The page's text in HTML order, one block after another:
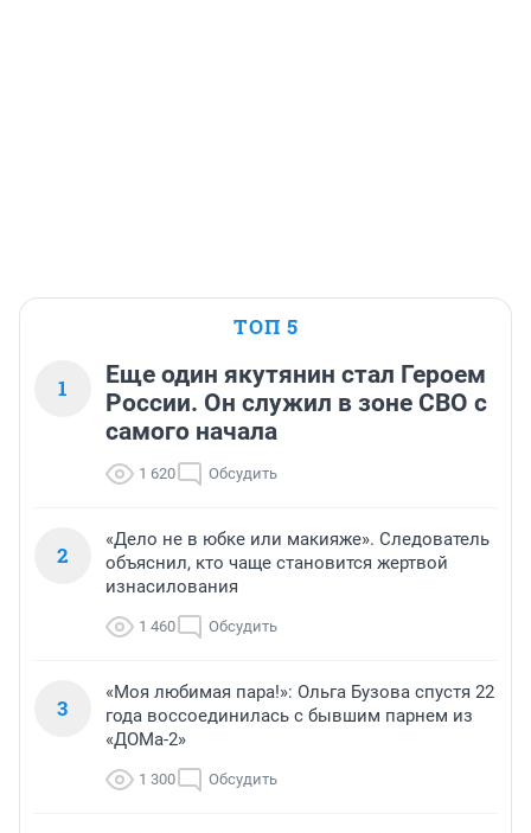
ТОП 5
1
Еще один якутянин стал Героем
России. Он служил в зоне СВО с
самого начала
1 620 Обсудить
2
«Дело не в юбке или макияже». Следователь
объяснил, кто чаще становится жертвой
изнасилования
1 460 Обсудить
3
«Моя любимая пара!»: Ольга Бузова спустя 22
года воссоединилась с бывшим парнем из
«ДОМа-2»
1 300 Обсудить